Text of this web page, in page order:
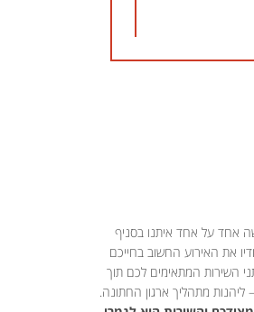
אחד על אחד איתנו בסניף
את האירוע החשוב בחייכם
השירות המתאימים לכם תוך
מתהליך ארגון החתונה.